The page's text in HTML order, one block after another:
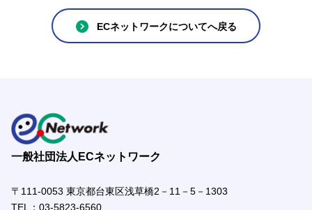
ECネットワークについてへ戻る
一般社団法人ECネットワーク
〒111-0053 東京都台東区浅草橋2－11－5－1303
TEL： 03-5823-6560